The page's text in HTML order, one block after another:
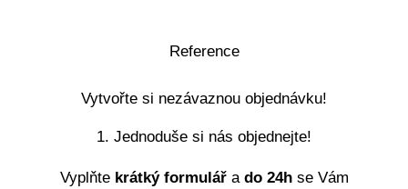
Reference
Vytvořte si nezávaznou objednávku!
1. Jednoduše si nás objednejte!​
Vyplňte krátký formulářa do 24h se Vám